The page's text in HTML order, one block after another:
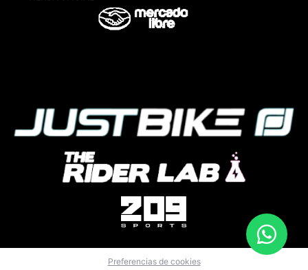
Preferencias de cookies